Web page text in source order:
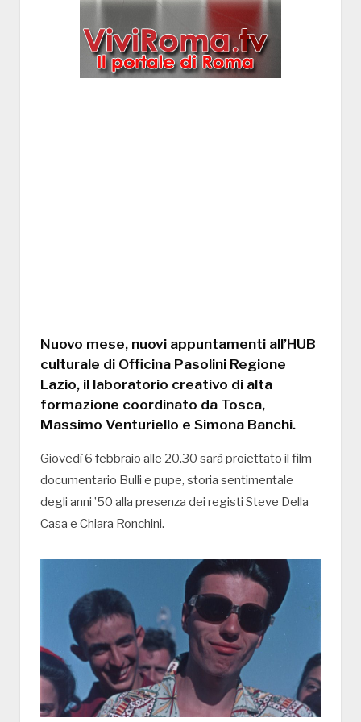
Nuovo mese, nuovi appuntamenti all’HUB
culturale di Officina Pasolini Regione
Lazio, il laboratorio creativo di alta
formazione coordinato da Tosca,
Massimo Venturiello e Simona Banchi.
Giovedì 6 febbraio alle 20.30 sarà proiettato il film
documentario Bulli e pupe, storia sentimentale
degli anni ’50 alla presenza dei registi Steve Della
Casa e Chiara Ronchini.